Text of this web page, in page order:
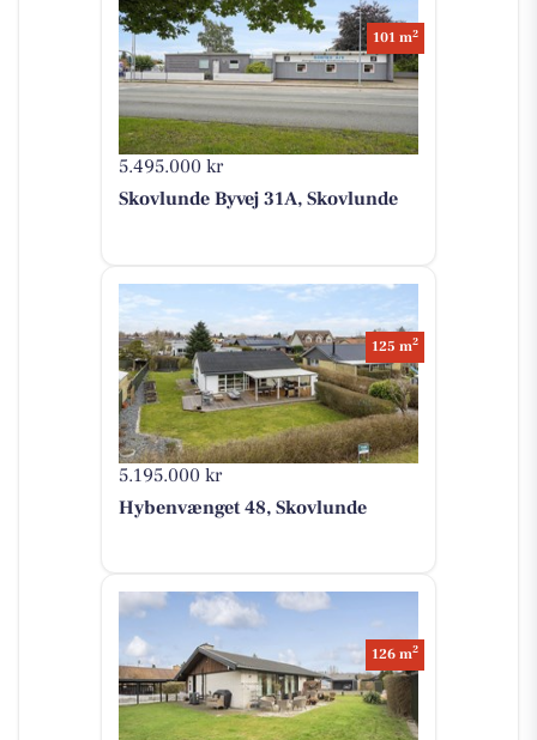
5.495.000 kr
101 m2
Skovlunde Byvej 31A, Skovlunde
5.195.000 kr
125 m2
Hybenvænget 48, Skovlunde
126 m2